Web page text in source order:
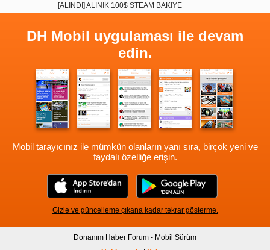
[ALINDI] ALINIK 100$ STEAM BAKIYE
DH Mobil uygulaması ile devam
edin.
Mobil tarayıcınız ile mümkün olanların yanı sıra, birçok yeni ve
faydalı özelliğe erişin.
Gizle ve güncelleme çıkana kadar tekrar gösterme.
Donanım Haber Forum - Mobil Sürüm